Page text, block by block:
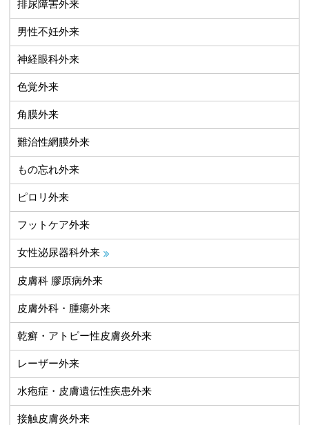
排尿障害外来
男性不妊外来
神経眼科外来
色覚外来
角膜外来
難治性網膜外来
もの忘れ外来
ピロリ外来
フットケア外来
女性泌尿器科外来
皮膚科 膠原病外来
皮膚外科・腫瘍外来
乾癬・アトピー性皮膚炎外来
レーザー外来
水疱症・皮膚遺伝性疾患外来
接触皮膚炎外来